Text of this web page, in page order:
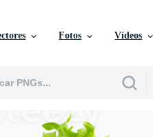
Fotos Vídeos